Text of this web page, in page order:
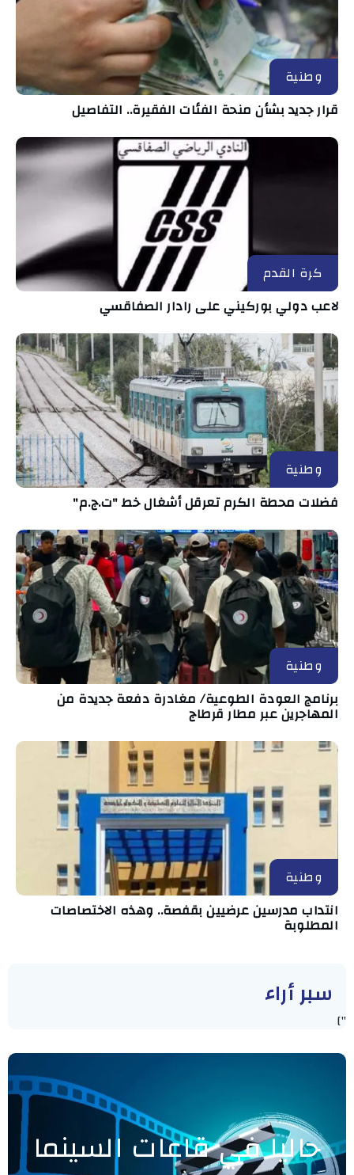
وطنية
قرار جديد بشأن منحة الفئات الفقيرة.. التفاصيل
كرة القدم
لاعب دولي بوركيني على رادار الصفاقسي
وطنية
فضلات محطة الكرم تعرقل أشغال خط "ت.ج.م"
وطنية
برنامج العودة الطوعية/ مغادرة دفعة جديدة من
المهاجرين عبر مطار قرطاج
وطنية
انتداب مدرسين عرضيين بقفصة.. وهذه الاختصاصات
المطلوبة
سبر أراء
"]
حاليا في قاعات السينما